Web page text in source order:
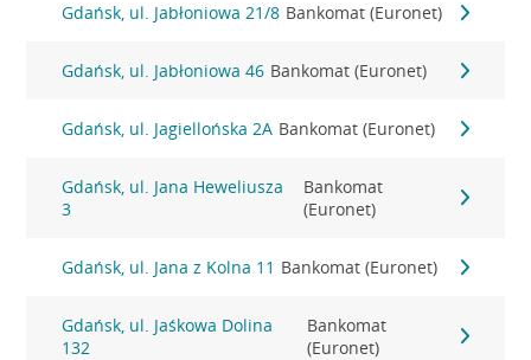
Gdańsk, ul. Jabłoniowa 21/8 Bankomat (Euronet)
Gdańsk, ul. Jabłoniowa 46 Bankomat (Euronet)
Gdańsk, ul. Jagiellońska 2A Bankomat (Euronet)
Gdańsk, ul. Jana Heweliusza
3
Bankomat
(Euronet)
Gdańsk, ul. Jana z Kolna 11 Bankomat (Euronet)
Gdańsk, ul. Jaśkowa Dolina
132
Bankomat
(Euronet)